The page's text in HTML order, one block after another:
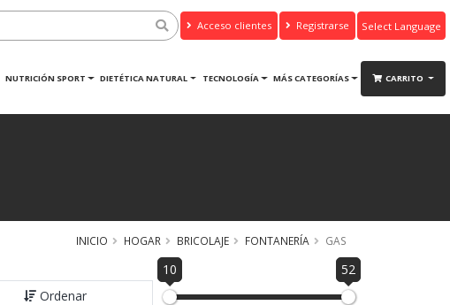
Acceso clientes Registrarse
Translate
NUTRICIÓN SPORT DIETÉTICA NATURAL TECNOLOGÍA MÁS CATEGORÍAS CARRITO
INICIO HOGAR BRICOLAJE FONTANERÍA GAS
Ordenar
10 52